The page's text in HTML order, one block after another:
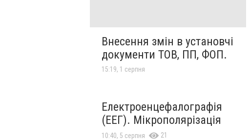
Внесення змін в установчі
документи ТОВ, ПП, ФОП.
15:19, 1 серпня
Електроенцефалографія
(ЕЕГ). Мікрополярізація
10:40, 5 серпня 21